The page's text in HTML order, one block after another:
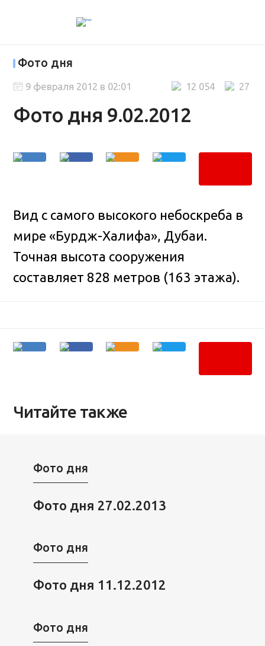
Фото дня
Фото дня 9.02.2012
27
12 054
9 февраля 2012 в 02:01
Вид с самого высокого небоскреба в
мире «Бурдж-Халифа», Дубаи.
Точная высота сооружения
составляет 828 метров (163 этажа).
Читайте также
Фото дня
Фото дня 27.02.2013
Фото дня
Фото дня 11.12.2012
Фото дня